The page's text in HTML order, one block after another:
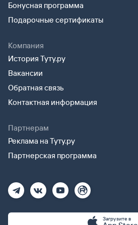
Бонусная программа
Подарочные сертификаты
Компания
История Туту.ру
Вакансии
Обратная связь
Контактная информация
Партнерам
Реклама на Туту.ру
Партнерская программа
Загрузите в